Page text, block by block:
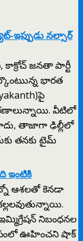
ఇప్పుడు నల్సార్
కాక్రోచ్ జనతా పార్టీ
భారత
కారణాలున్నాయి. వీటిలో
కాదు, తాజాగా ఢిల్లీలో
తనకు టైమ్
ఇంటికి
ఆశలతో కెనడా
నిబంధనల
ఊహించని షాక్